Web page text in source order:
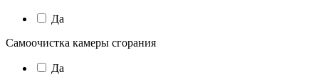
Да
Самоочистка камеры сгорания
Да